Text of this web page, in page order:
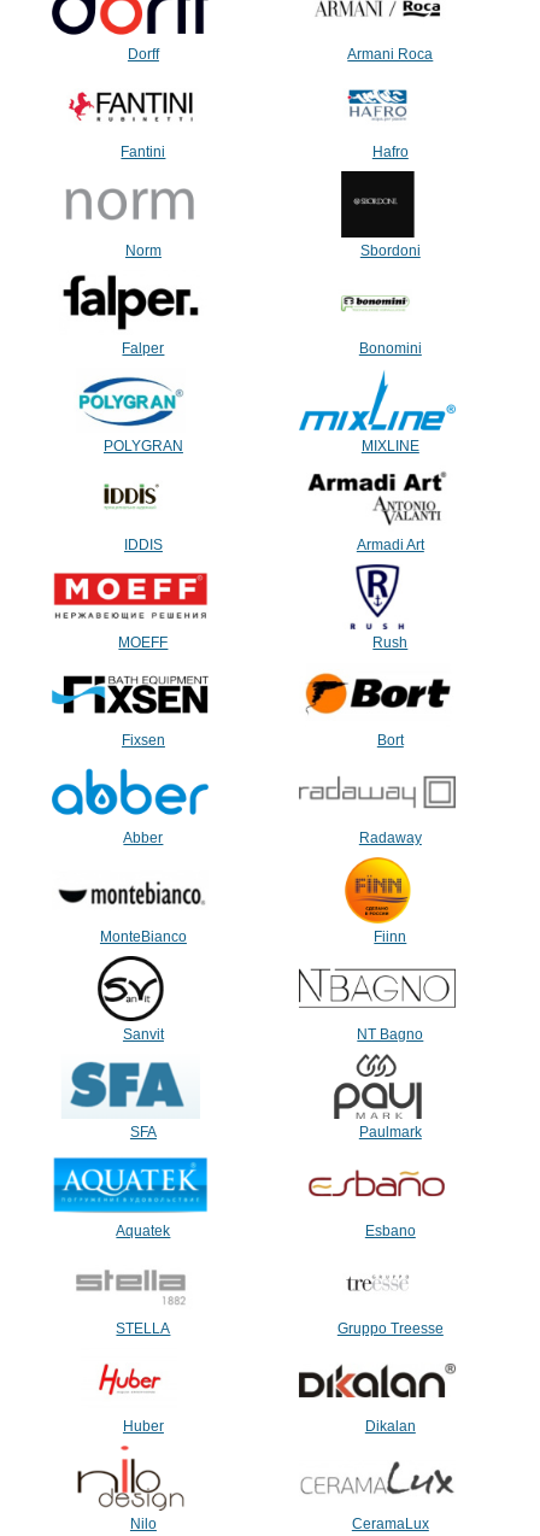
Dorff Armani Roca
Fantini Hafro
Norm Sbordoni
Falper Bonomini
POLYGRAN MIXLINE
IDDIS Armadi Art
MOEFF Rush
Fixsen Bort
Abber Radaway
MonteBianco Fiinn
Sanvit NT Bagno
SFA Paulmark
Aquatek Esbano
STELLA Gruppo Treesse
Huber Dikalan
Nilo CeramaLux